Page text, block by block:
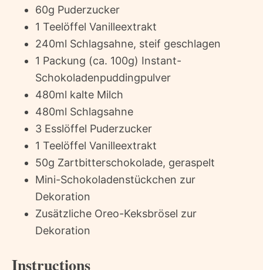
60g Puderzucker
1 Teelöffel Vanilleextrakt
240ml Schlagsahne, steif geschlagen
1 Packung (ca. 100g) Instant-
Schokoladenpuddingpulver
480ml kalte Milch
480ml Schlagsahne
3 Esslöffel Puderzucker
1 Teelöffel Vanilleextrakt
50g Zartbitterschokolade, geraspelt
Mini-Schokoladenstückchen zur
Dekoration
Zusätzliche Oreo-Keksbrösel zur
Dekoration
Instructions